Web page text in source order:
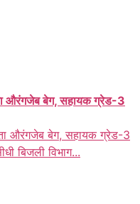
औरंगजेब बेग, सहायक ग्रेड-3
औरंगजेब बेग, सहायक ग्रेड-3
बिजली विभाग...